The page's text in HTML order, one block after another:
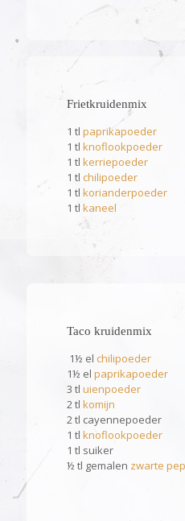
Frietkruidenmix
1 tl paprikapoeder
1 tl knoflookpoeder
1 tl kerriepoeder
1 tl chilipoeder
1 tl korianderpoeder
1 tl kaneel
Taco kruidenmix
1½ el chilipoeder
1½ el paprikapoeder
3 tl uienpoeder
2 tl komijn
2 tl cayennepoeder
1 tl knoflookpoeder
1 tl suiker
½ tl gemalen zwarte